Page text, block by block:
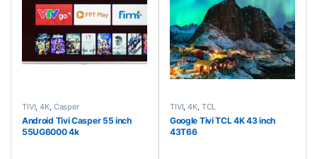
TIVI,4K, Casper
Android Tivi Casper 55 inch
55UG6000 4k
TIVI,4K, TCL
Google Tivi TCL 4K 43 inch
43T66